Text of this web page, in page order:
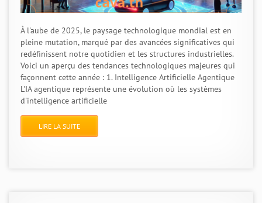
À l'aube de 2025, le paysage technologique mondial est en
pleine mutation, marqué par des avancées significatives qui
redéfinissent notre quotidien et les structures industrielles.
Voici un aperçu des tendances technologiques majeures qui
façonnent cette année : 1. Intelligence Artificielle Agentique
L'IA agentique représente une évolution où les systèmes
d'intelligence artificielle
LIRE LA SUITE